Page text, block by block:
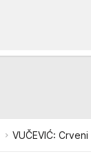
VUČEVIĆ: